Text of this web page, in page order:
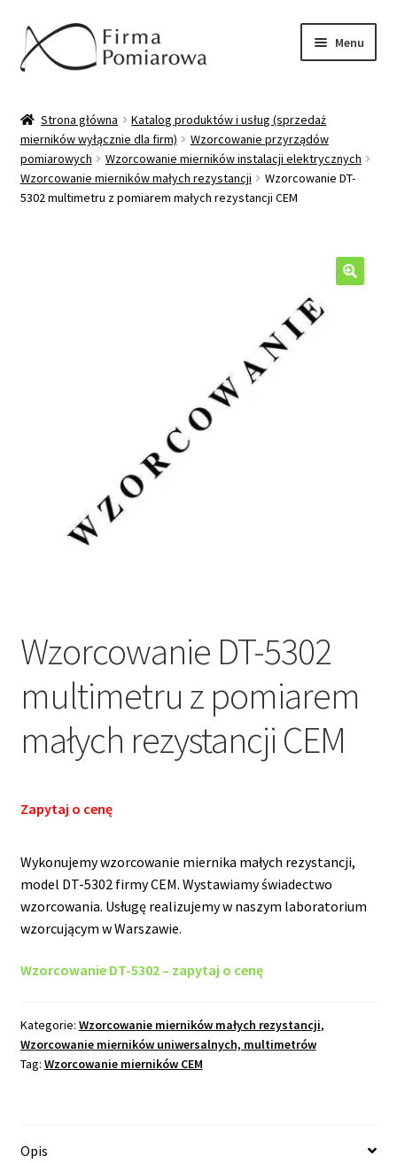
Przejdź
do
nawigacji
Przejdź
do
treści
Menu
Katalog produktów/usług
Wzorcowanie mierników
Strona główna
Katalog produktów i usług (sprzedaż
mierników wyłącznie dla firm)
Wzorcowanie przyrządów
pomiarowych
Wzorcowanie mierników instalacji elektrycznych
Wzorcowanie mierników małych rezystancji
Wzorcowanie DT-
5302 multimetru z pomiarem małych rezystancji CEM
Wzorcowanie DT-5302
multimetru z pomiarem
małych rezystancji CEM
Zapytaj o cenę
Wykonujemy wzorcowanie miernika małych rezystancji,
model DT-5302 firmy CEM. Wystawiamy świadectwo
wzorcowania. Usługę realizujemy w naszym laboratorium
wzorcującym w Warszawie.
Wzorcowanie DT-5302 – zapytaj o cenę
Kategorie: Wzorcowanie mierników małych rezystancji,
Wzorcowanie mierników uniwersalnych, multimetrów
Tag: Wzorcowanie mierników CEM
Opis